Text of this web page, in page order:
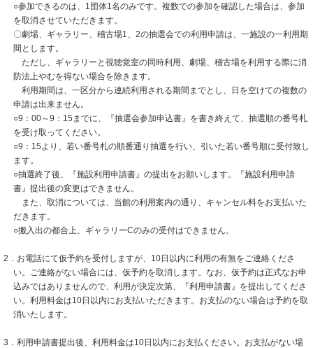
○参加できるのは、1団体1名のみです。複数での参加を確認した場合は、参加
を取消させていただきます。
〇劇場、ギャラリー、稽古場1、2の抽選会での利用申請は、一施設の一利用期
間とします。
ただし、ギャラリーと視聴覚室の同時利用、劇場、稽古場を利用する際に消
防法上やむを得ない場合を除きます。
利用期間は、一区分から連続利用される期間までとし、日を空けての複数の
申請は出来ません。
○9：00～9：15までに、『抽選会参加申込書』を書き終えて、抽選順の番号札
を受け取ってください。
○9：15より、若い番号札の順番通り抽選を行い、引いた若い番号順に受付致し
ます。
○抽選終了後、『施設利用申請書』の提出をお願いします。『施設利用申請
書』提出後の変更はできません。
また、取消については、当館の利用案内の通り、キャンセル料をお支払いた
だきます。
○搬入出の都合上、ギャラリーCのみの受付はできません。
2．お電話にて仮予約を受付しますが、10日以内に利用の有無をご連絡くださ
い。ご連絡がない場合には、仮予約を取消します。なお、仮予約は正式なお申
込みではありませんので、利用が決定次第、『利用申請書』を提出してくださ
い。利用料金は10日以内にお支払いただきます。お支払のない場合は予約を取
消いたします。
3．利用申請書提出後、利用料金は10日以内にお支払ください。お支払がない場